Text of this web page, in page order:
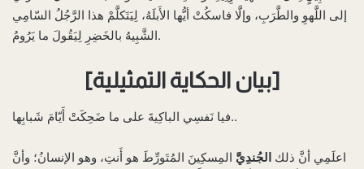
إلى اللَّهوِ والطَّرَبِ، وإلَّا فاسكُتْ أيُّها الأَبلَهُ، لِيَتَكلَّمْ هذا الرَّجُلُ السّامِي
الشَّبِيهُ بالخَضِرِ لِيَقُولَ ما يَرُومُ.
[بيان الحكاية التمثيلية]
فيا نَفسِي الباكِيةَ على ما ضَحِكَتْ أَيّامَ شَبابِها..
اعلَمِي أنَّ ذلك الجُندِيَّ المِسكِينَ المُتَورِّطَ هو أَنتِ، وهو الإنسانُ؛ وأنَّ